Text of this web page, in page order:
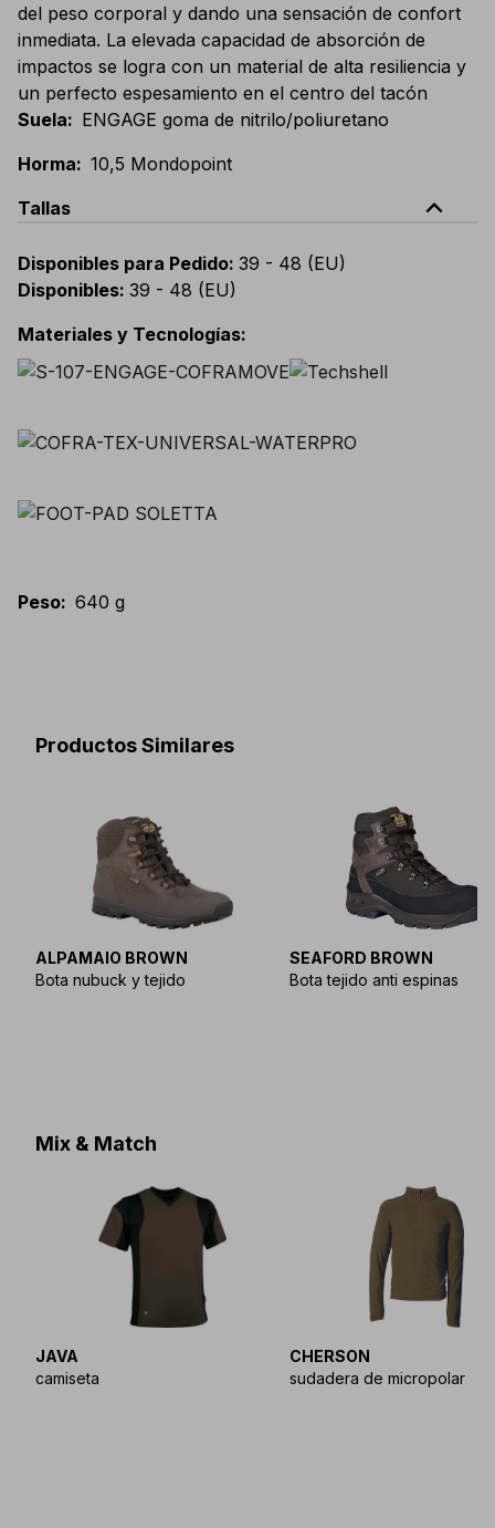
del peso corporal y dando una sensación de confort
inmediata. La elevada capacidad de absorción de
impactos se logra con un material de alta resiliencia y
un perfecto espesamiento en el centro del tacón
Suela: ENGAGE goma de nitrilo/poliuretano
Horma: 10,5 Mondopoint
Tallas
expand_less
Disponibles para Pedido: 39 - 48 (EU)
Disponibles: 39 - 48 (EU)
Materiales y Tecnologías:
Peso: 640 g
Productos Similares
ALPAMAIO BROWN
Bota nubuck y tejido
SEAFORD BROWN
Bota tejido anti espinas
Mix & Match
JAVA
camiseta
CHERSON
sudadera de micropolar